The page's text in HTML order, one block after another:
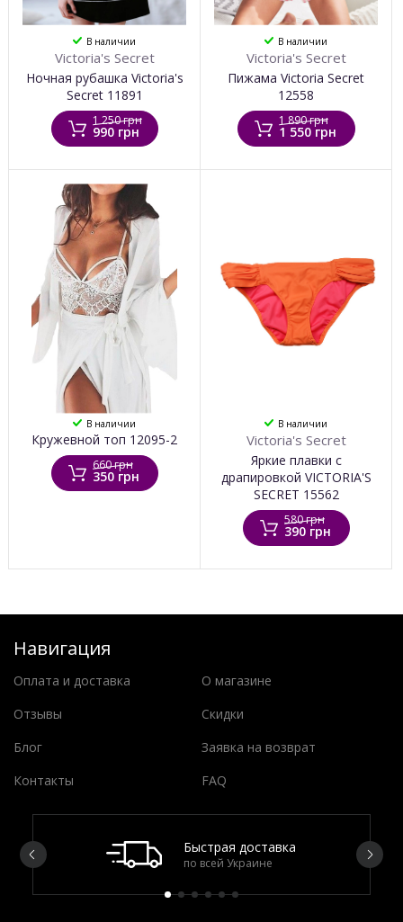
В наличии
Victoria's Secret
Ночная рубашка Victoria's
Secret 11891
1 250 грн
990 грн
В наличии
Victoria's Secret
Пижама Victoria Secret
12558
1 890 грн
1 550 грн
В наличии
Кружевной топ 12095-2
660 грн
350 грн
В наличии
Victoria's Secret
Яркие плавки с
драпировкой VICTORIA'S
SECRET 15562
580 грн
390 грн
Навигация
Оплата и доставка
О магазине
Отзывы
Скидки
Блог
Заявка на возврат
Контакты
FAQ
Быстрая доставка
по всей Украине